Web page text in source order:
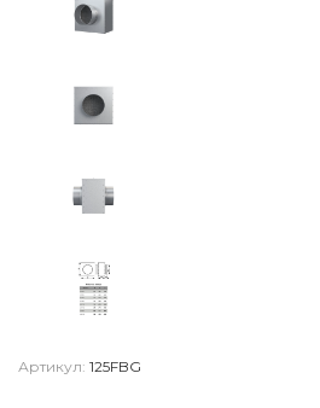
Артикул: 125FBG